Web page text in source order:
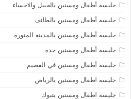
جليسة أطفال ومسنين بالجبيل والاحساء
جليسة أطفال ومسنين بالطائف
جليسة أطفال ومسنين بالمدينة المنورة
جليسة أطفال ومسنين جدة
جليسة أطفال ومسنين في القصيم
جليسة اطفال ومسنين بالرياض
جليسة اطفال ومسنين بتبوك